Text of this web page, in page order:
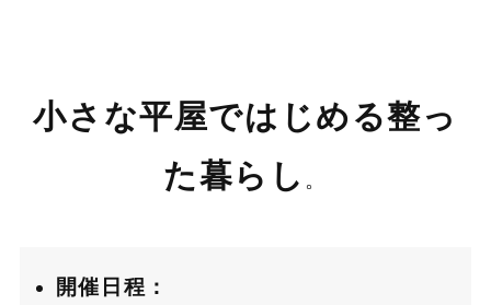
小さな平屋ではじめる整っ
た暮らし 。
開催日程：